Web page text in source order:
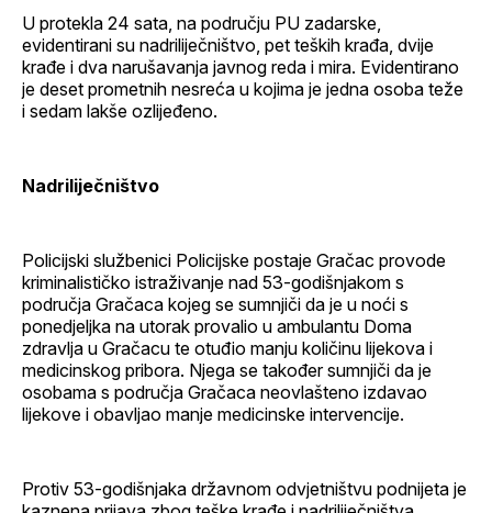
U protekla 24 sata, na području PU zadarske,
evidentirani su nadriliječništvo, pet teških krađa, dvije
krađe i dva narušavanja javnog reda i mira. Evidentirano
je deset prometnih nesreća u kojima je jedna osoba teže
i sedam lakše ozlijeđeno.
Nadriliječništvo
Policijski službenici Policijske postaje Gračac provode
kriminalističko istraživanje nad 53-godišnjakom s
područja Gračaca kojeg se sumnjiči da je u noći s
ponedjeljka na utorak provalio u ambulantu Doma
zdravlja u Gračacu te otuđio manju količinu lijekova i
medicinskog pribora. Njega se također sumnjiči da je
osobama s područja Gračaca neovlašteno izdavao
lijekove i obavljao manje medicinske intervencije.
Protiv 53-godišnjaka državnom odvjetništvu podnijeta je